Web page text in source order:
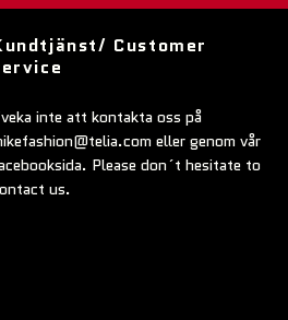
Customer
inte att kontakta oss på
eller genom vår
Please don´t hesitate to
us.